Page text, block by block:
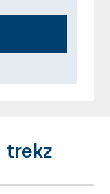
trekz